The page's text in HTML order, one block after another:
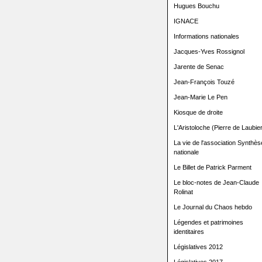
Hugues Bouchu
IGNACE
Informations nationales
Jacques-Yves Rossignol
Jarente de Senac
Jean-François Touzé
Jean-Marie Le Pen
Kiosque de droite
L'Aristoloche (Pierre de
La vie de l'association
nationale
Le Billet de Patrick Parment
Le bloc-notes de Jean-Claude
Rolinat
Le Journal du Chaos hebdo
Légendes et patrimoines
identitaires
Législatives 2012